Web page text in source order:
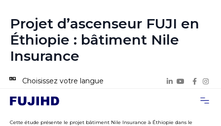
Projet d’ascenseur FUJI en
Éthiopie : bâtiment Nile
Insurance
Choisissez votre langue
Cette étude présente le projet bâtiment Nile Insurance à Éthiopie dans le